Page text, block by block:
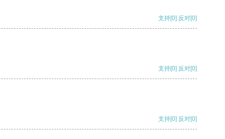
支持[0] 反对[0]
支持[0] 反对[0]
支持[0] 反对[0]